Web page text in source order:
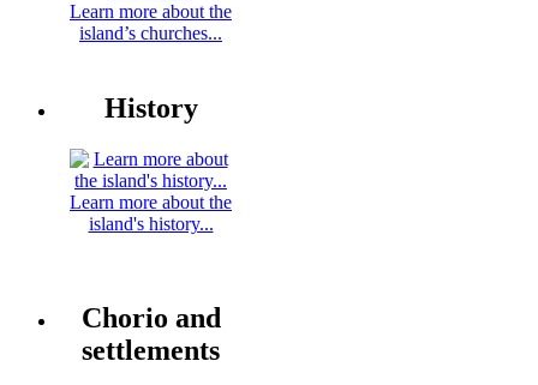
Learn more about the
island’s churches...
History
Learn more about the
island's history...
Chorio and
settlements